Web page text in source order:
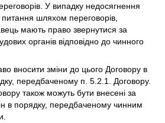
У випадку недосягнення
шляхом переговорів,
мають право звернутися за
органів відповідно до чинного
вносити зміни до цього Договору в
передбаченому п. 5.2.1. Договору.
також можуть бути внесені за
в порядку, передбаченому чинним